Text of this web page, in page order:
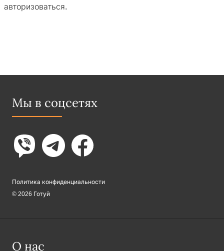
авторизоваться.
Мы в соцсетях
Политика конфиденциальности
© 2026 Готуй
О нас